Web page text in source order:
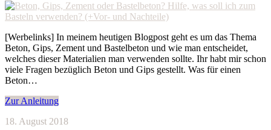
[Werbelinks] In meinem heutigen Blogpost geht es um das Thema
Beton, Gips, Zement und Bastelbeton und wie man entscheidet,
welches dieser Materialien man verwenden sollte. Ihr habt mir schon
viele Fragen bezüglich Beton und Gips gestellt. Was für einen
Beton…
Zur Anleitung
18. August 2018